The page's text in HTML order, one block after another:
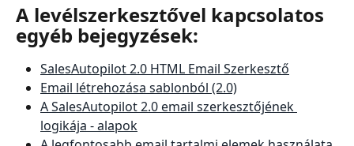
A levélszerkesztővel kapcsolatos
egyéb bejegyzések:
SalesAutopilot 2.0 HTML Email Szerkesztő
Email létrehozása sablonból (2.0)
A SalesAutopilot 2.0 email szerkesztőjének
logikája - alapok